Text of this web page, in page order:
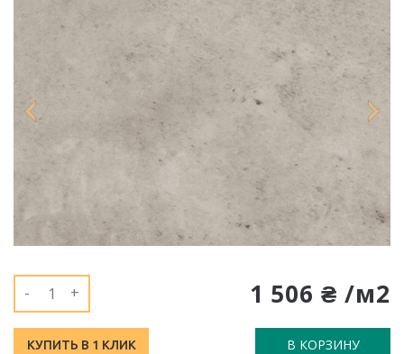
1 506 ₴ /м2
- +
КУПИТЬ В 1 КЛИК В КОРЗИНУ